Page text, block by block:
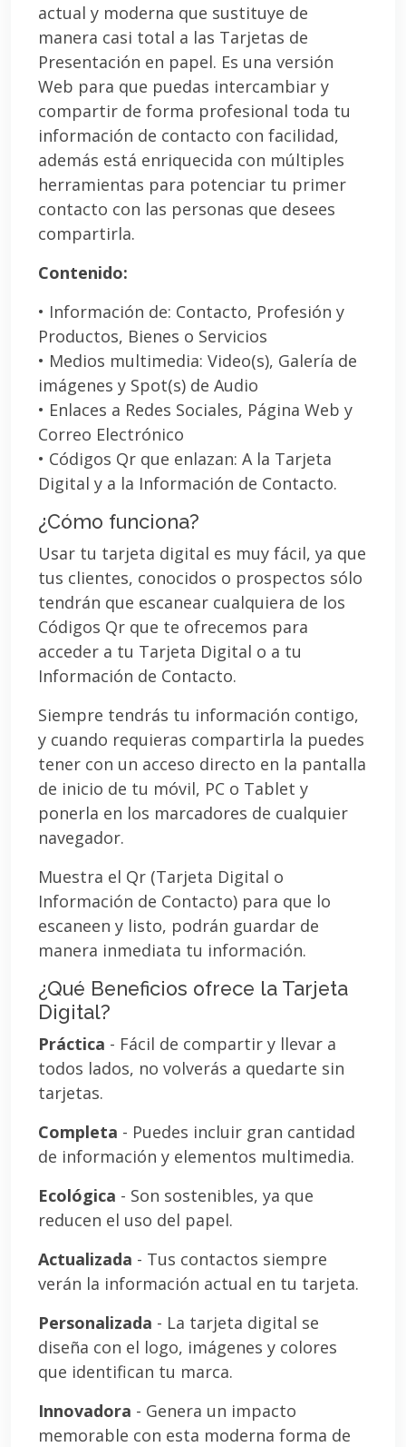
actual y moderna que sustituye de
manera casi total a las Tarjetas de
Presentación en papel. Es una versión
Web para que puedas intercambiar y
compartir de forma profesional toda tu
información de contacto con facilidad,
además está enriquecida con múltiples
herramientas para potenciar tu primer
contacto con las personas que desees
compartirla.
Contenido:
• Información de: Contacto, Profesión y
Productos, Bienes o Servicios
• Medios multimedia: Video(s), Galería de
imágenes y Spot(s) de Audio
• Enlaces a Redes Sociales, Página Web y
Correo Electrónico
• Códigos Qr que enlazan: A la Tarjeta
Digital y a la Información de Contacto.
¿Cómo funciona?
Usar tu tarjeta digital es muy fácil, ya que
tus clientes, conocidos o prospectos sólo
tendrán que escanear cualquiera de los
Códigos Qr que te ofrecemos para
acceder a tu Tarjeta Digital o a tu
Información de Contacto.
Siempre tendrás tu información contigo,
y cuando requieras compartirla la puedes
tener con un acceso directo en la pantalla
de inicio de tu móvil, PC o Tablet y
ponerla en los marcadores de cualquier
navegador.
Muestra el Qr (Tarjeta Digital o
Información de Contacto) para que lo
escaneen y listo, podrán guardar de
manera inmediata tu información.
¿Qué Beneficios ofrece la Tarjeta
Digital?
Práctica - Fácil de compartir y llevar a
todos lados, no volverás a quedarte sin
tarjetas.
Completa - Puedes incluir gran cantidad
de información y elementos multimedia.
Ecológica - Son sostenibles, ya que
reducen el uso del papel.
Actualizada - Tus contactos siempre
verán la información actual en tu tarjeta.
Personalizada - La tarjeta digital se
diseña con el logo, imágenes y colores
que identifican tu marca.
Innovadora - Genera un impacto
memorable con esta moderna forma de